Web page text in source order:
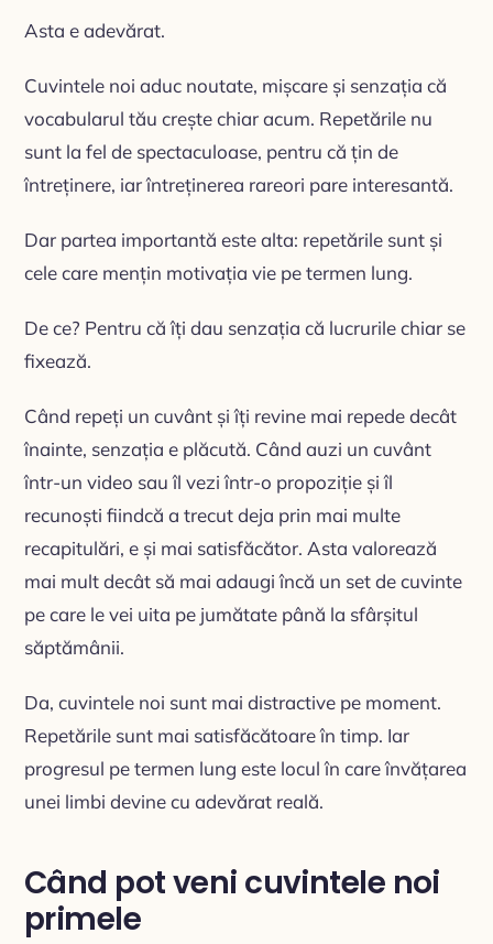
Asta e adevărat.
Cuvintele noi aduc noutate, mișcare și senzația că
vocabularul tău crește chiar acum. Repetările nu
sunt la fel de spectaculoase, pentru că țin de
întreținere, iar întreținerea rareori pare interesantă.
Dar partea importantă este alta: repetările sunt și
cele care mențin motivația vie pe termen lung.
De ce? Pentru că îți dau senzația că lucrurile chiar se
fixează.
Când repeți un cuvânt și îți revine mai repede decât
înainte, senzația e plăcută. Când auzi un cuvânt
într-un video sau îl vezi într-o propoziție și îl
recunoști fiindcă a trecut deja prin mai multe
recapitulări, e și mai satisfăcător. Asta valorează
mai mult decât să mai adaugi încă un set de cuvinte
pe care le vei uita pe jumătate până la sfârșitul
săptămânii.
Da, cuvintele noi sunt mai distractive pe moment.
Repetările sunt mai satisfăcătoare în timp. Iar
progresul pe termen lung este locul în care învățarea
unei limbi devine cu adevărat reală.
Când pot veni cuvintele noi
primele